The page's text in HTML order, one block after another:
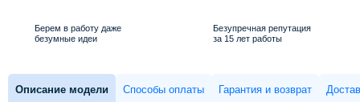
Берем в работу даже
безумные идеи
Безупречная репутация
за 15 лет работы
Описание модели Способы оплаты Гарантия и возврат